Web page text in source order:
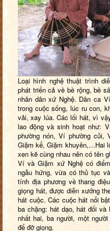
Loại hình nghệ thuật trình
phát triển cả về bề rộng, bề
nhân dân xứ Nghệ. Dân ca
trong cuộc sống, lúc ru con,
vải, xay lúa. Các lối hát, vì
lao động và sinh hoạt như:
phường nón, Ví phường củi,
Giặm kể, Giặm khuyên,…Hai
xen kẽ cùng nhau nên có tên
Ví và Giặm xứ Nghệ có
ngẫu hứng, vừa có thủ tục
tính địa phương về thang
giọng hát, được diễn xướng
hát cuộc. Các cuộc hát nổi
ba chặng: hát dạo, hát đối
nhất hai, ba người, một
để đỡ giọng.